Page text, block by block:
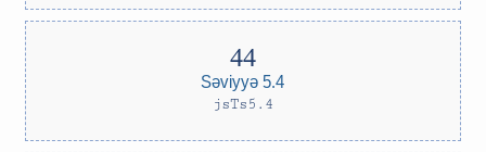
Səviyyə 5.4
jsTs5.4